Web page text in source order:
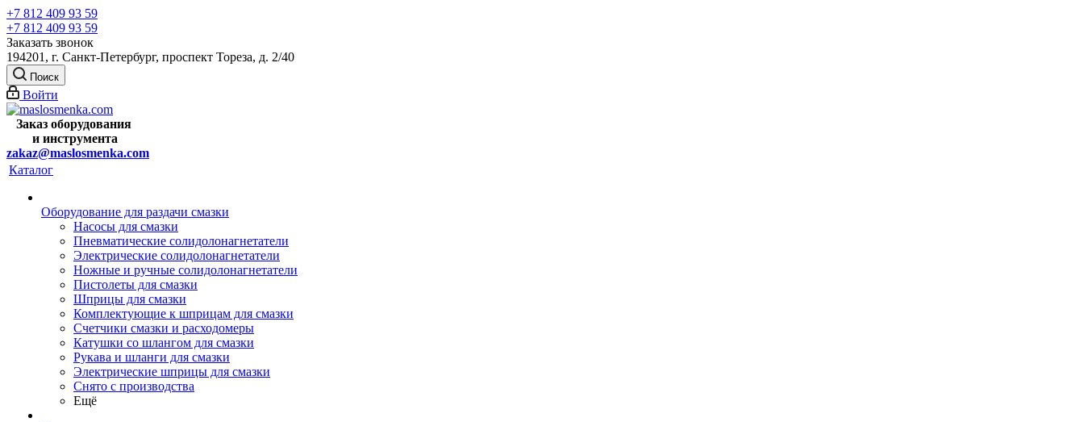
+7 812 409 93 59
+7 812 409 93 59
Заказать звонок
194201, г. Санкт-Петербург, проспект Тореза, д. 2/40
Поиск
Войти
Заказ оборудования
и инструмента
zakaz@maslosmenka.com
Каталог
Оборудование для раздачи смазки
Насосы для смазки
Пневматические солидолонагнетатели
Электрические солидолонагнетатели
Ножные и ручные солидолонагнетатели
Пистолеты для смазки
Шприцы для смазки
Комплектующие к шприцам для смазки
Счетчики смазки и расходомеры
Катушки со шлангом для смазки
Рукава и шланги для смазки
Электрические шприцы для смазки
Снято с производства
Ещё